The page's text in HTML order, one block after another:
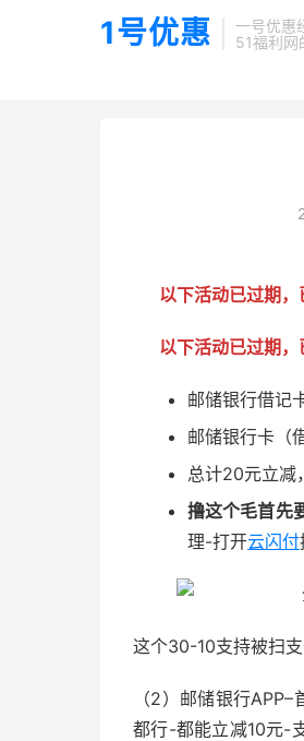
1号优惠
一号优惠
51福利网
以下活动已过期
以下活动已过期
邮储银行借记
邮储银行卡（
总计20元立减
撸这个毛首先
理-打开云闪付
这个30-10支持被扫
（2）邮储银行
都行-都能立减10元-